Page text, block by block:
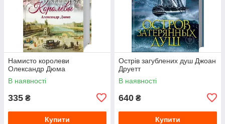
Намисто королеви
Олександр Дюма
В наявності
335 ₴
Купити
Острів загублених душ Джоан
Друетт
В наявності
640 ₴
Купити